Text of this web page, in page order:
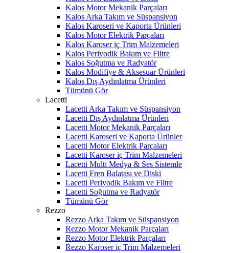
Kalos Motor Mekanik Parçaları
Kalos Arka Takım ve Süspansiyon
Kalos Karoseri ve Kaporta Ürünleri
Kalos Motor Elektrik Parçaları
Kalos Karoser iç Trim Malzemeleri
Kalos Periyodik Bakım ve Filtre
Kalos Soğutma ve Radyatör
Kalos Modifiye & Aksesuar Ürünleri
Kalos Dış Aydınlatma Ürünleri
Tümünü Gör
Lacetti
Lacetti Arka Takım ve Süspansiyon
Lacetti Dış Aydınlatma Ürünleri
Lacetti Motor Mekanik Parçaları
Lacetti Karoseri ve Kaporta Ürünler
Lacetti Motor Elektrik Parçaları
Lacetti Karoser iç Trim Malzemeleri
Lacetti Multi Medya & Ses Sistemle
Lacetti Fren Balatası ve Diski
Lacetti Periyodik Bakım ve Filtre
Lacetti Soğutma ve Radyatör
Tümünü Gör
Rezzo
Rezzo Arka Takım ve Süspansiyon
Rezzo Motor Mekanik Parçaları
Rezzo Motor Elektrik Parçaları
Rezzo Karoser iç Trim Malzemeleri